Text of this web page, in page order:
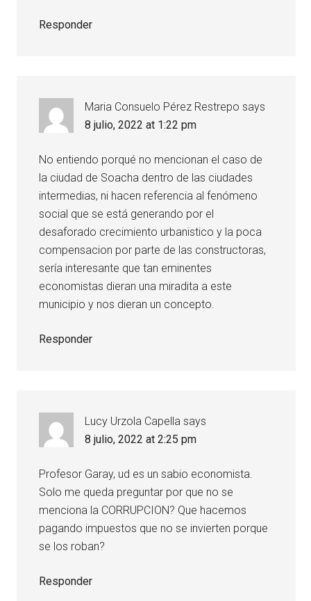
Responder
Maria Consuelo Pérez Restrepo says
8 julio, 2022 at 1:22 pm
No entiendo porqué no mencionan el caso de
la ciudad de Soacha dentro de las ciudades
intermedias, ni hacen referencia al fenómeno
social que se está generando por el
desaforado crecimiento urbanistico y la poca
compensacion por parte de las constructoras,
sería interesante que tan eminentes
economistas dieran una miradita a este
municipio y nos dieran un concepto.
Responder
Lucy Urzola Capella says
8 julio, 2022 at 2:25 pm
Profesor Garay, ud es un sabio economista.
Solo me queda preguntar por que no se
menciona la CORRUPCION? Que hacemos
pagando impuestos que no se invierten porque
se los roban?
Responder